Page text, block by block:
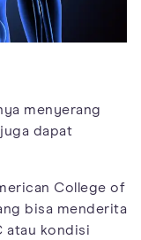
menyerang
dapat
College of
bisa menderita
atau kondisi